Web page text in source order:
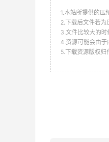
1.本站所提供的
2.下载后文件若
3.文件比较大的
4.资源可能会由于
5.下载资源版权归